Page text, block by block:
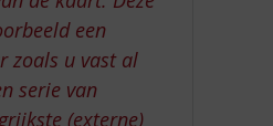
een
zoals u vast al
serie van
(externe)